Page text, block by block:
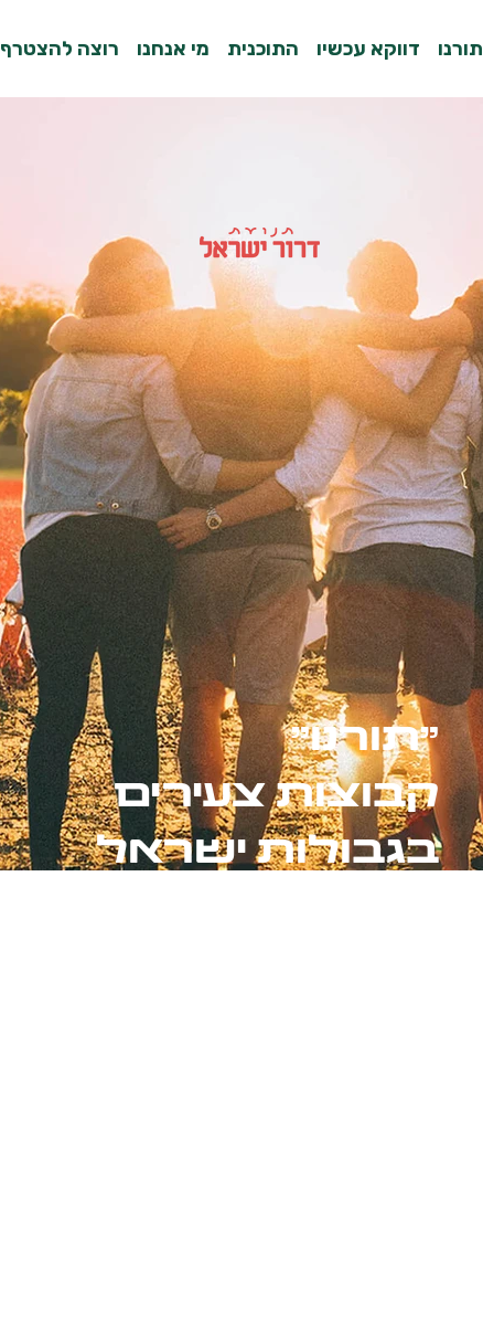
תורנו דווקא עכשיו התוכנית מי אנחנו רוצה להצטרף
"תורנו"
קבוצות צעירים
בגבולות ישראל